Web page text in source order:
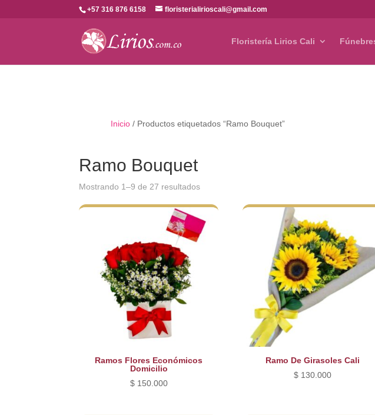
+57 316 876 6158 floristerialirioscali@gmail.com
Floristería Lirios Cali
Inicio / Productos etiquetados “Ramo Bouquet”
Ramo Bouquet
Mostrando 1–9 de 27 resultadosOrdenado
últimos
Ramos Flores Económicos
Domicilio
$150.000
Ramo De Girasoles Cali
$130.000